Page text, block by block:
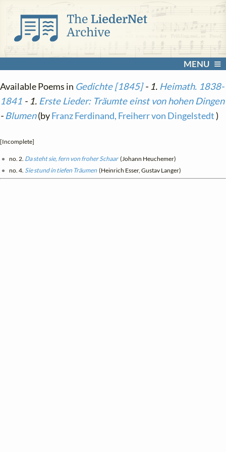
MENU
Available Poems in Gedichte [1845]- 1. Heimath. 1838-
1841 - 1. Erste Lieder: Träumte einst von hohen Dingen
-Blumen(byFranz Ferdinand, Freiherr von Dingelstedt)
[Incomplete]
no. 2. Da steht sie, fern von froher Schaar(Johann Heuchemer)
no. 4. Sie stund in tiefen Träumen (Heinrich Esser, Gustav Langer)